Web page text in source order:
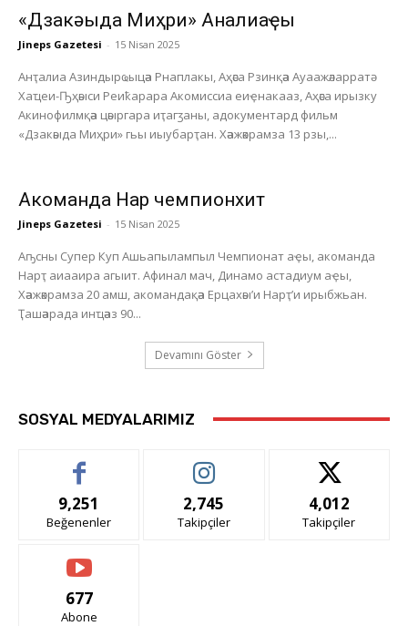
«Дзакәыда Миҳри» Анҭалиаҿы
Jineps Gazetesi - 15 Nisan 2025
Анҭалиа Азиндырҩыцәа Рнаплакы, Аҳәса Рзинқәа Ауаажәларратә
Хаҵеи-Ҧҳәыси Реиҟарара Акомиссиа еиҿнакааз, Аҳәса ирызку
Акинофилмқәа цәыргара иҭагӡаны, адокументард фильм
«Дзакәыда Миҳри» гьы иыубарҭан. Хәажәкрамза 13 рзы,...
Акоманда Нарҭ чемпионхит
Jineps Gazetesi - 15 Nisan 2025
Аҧсны Супер Куп Ашьапылампыл Чемпионат аҿы, акоманда
Нарҭ аиааира агыит. Афинал мач, Динамо астадиум аҿы,
Хәажәкрамза 20 амш, акомандақәа Ерцахәы’и Нарҭ’и ирыбжьан.
Ҭашәарада инҵәаз 90...
Devamını Göster
SOSYAL MEDYALARIMIZ
9,251
Beğenenler
2,745
Takipçiler
4,012
Takipçiler
677
Abone